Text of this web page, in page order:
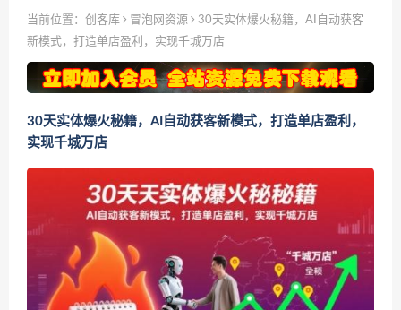
当前位置： 创客库 冒泡网资源
30天实体爆火秘籍，AI自动获客
新模式，打造单店盈利，实现千城万店
30天实体爆火秘籍，AI自动获客新模式，打造单店盈利，
实现千城万店